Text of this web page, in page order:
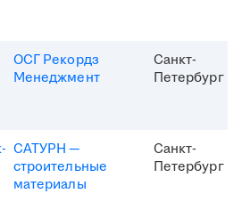
ОСГ Рекордз
Менеджмент
Санкт-
Петербург
САТУРН —
строительные
материалы
Санкт-
Петербург